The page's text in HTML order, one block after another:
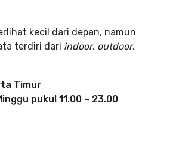
kecil dari depan, namun
terdiri dari indoor, outdoor,
Timur
pukul 11.00 – 23.00